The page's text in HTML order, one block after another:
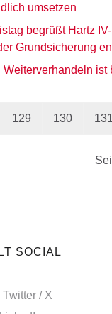
umsetzen
begrüßt Hartz
Grundsicherung
Weiterverhandeln
129 130 131
SOCIAL
Twitter / X